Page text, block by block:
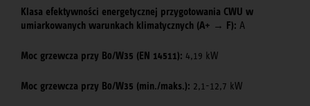
Klasa efektywności energetycznej przygotowania CWU w
umiarkowanych warunkach klimatycznych (A+ → F): A
Moc grzewcza przy B0/W35 (EN 14511): 4,19 kW
Moc grzewcza przy B0/W35 (min./maks.): 2,1-12,7 kW